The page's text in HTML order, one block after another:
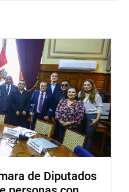
sus directivos, y en
“la comunidad
de una nueva
de más de 160 menores
habilidades diferentes”.
de Diputados